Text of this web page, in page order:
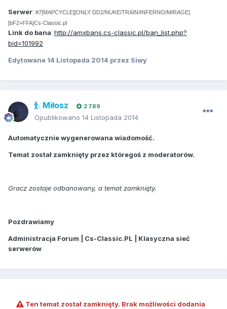
Serwer: #7[MAPCYCLE][ONLY DD2/NUKE/TRAIN/INFER​NO/MIRAGE]
[bF2+FFA]C​s-Classic.pl​
Link do bana: http://amxbans.cs-classic.pl/ban_list.php?
bid=101992
Edytowane 14 Listopada 2014 przez Siwy
Miłosz 2 789
Opublikowano 14 Listopada 2014
Automatycznie wygenerowana wiadomość.
Temat został zamknięty przez któregoś z moderatorów.
Gracz zostaje odbanowany, a temat zamknięty.
Pozdrawiamy
Administracja Forum | Cs-Classic.PL | Klasyczna sieć
serwerów
Ten temat został zamknięty. Brak możliwości dodania